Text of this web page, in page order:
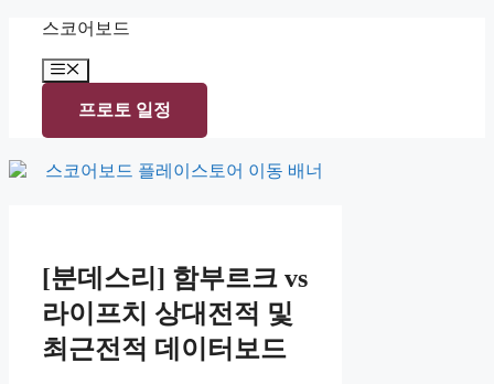
content
스코어보드
Menu
프로토 일정
[분데스리] 함부르크 vs
라이프치 상대전적 및
최근전적 데이터보드